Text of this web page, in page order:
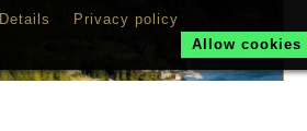
Details Privacy policy
Allow cookies